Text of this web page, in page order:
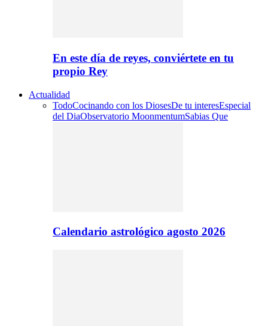
En este día de reyes, conviértete en tu
propio Rey
Actualidad
TodoCocinando con los DiosesDe tu interesEspecial
del DiaObservatorio MoonmentumSabias Que
Calendario astrológico agosto 2026